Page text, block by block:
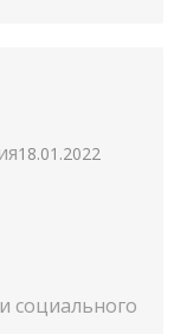
18.01.2022
социального